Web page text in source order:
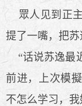
眾人见到正主
提了一嘴，把苏
“话说苏逸最
前进，上次模
不怎么学习，